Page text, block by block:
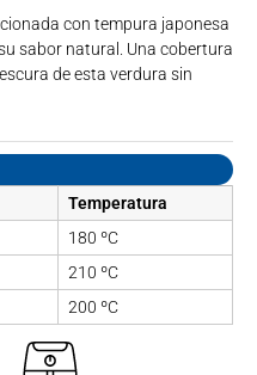
con tempura japonesa
sabor natural. Una cobertura
de esta verdura sin
Temperatura
180 ºC
210 ºC
200 ºC